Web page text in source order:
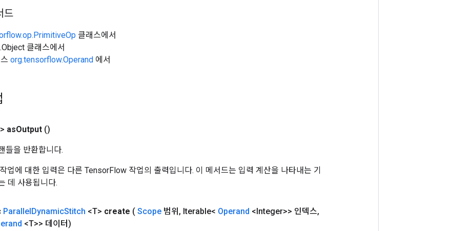
드
클래스에서
클래스에서
org.tensorflow.Operand 에서
asOutput ()
들을 반환합니다.
업에 대한 입력은 다른 TensorFlow 작업의 출력입니다. 이 메서드는 입력 계산을 나타내는 기
데 사용됩니다.
Parallel DynamicStitch <T> create ( Scope 범위 , Iterable< Operand <Integer>> 인덱스,
<T>> 데이터)